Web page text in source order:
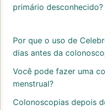
primário desconhecido?
Por que o uso de
dias antes da
Você pode fazer uma
menstrual?
Colonoscopias depois